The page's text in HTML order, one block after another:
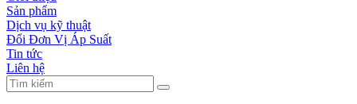
Sản phẩm
Dịch vụ kỹ thuật
Đổi Đơn Vị Áp Suất
Tin tức
Liên hệ